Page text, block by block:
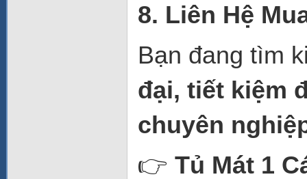
8. Liên Hệ
Bạn đang tìm
đại, tiết kiệm
chuyên
👉 Tủ Mát 1